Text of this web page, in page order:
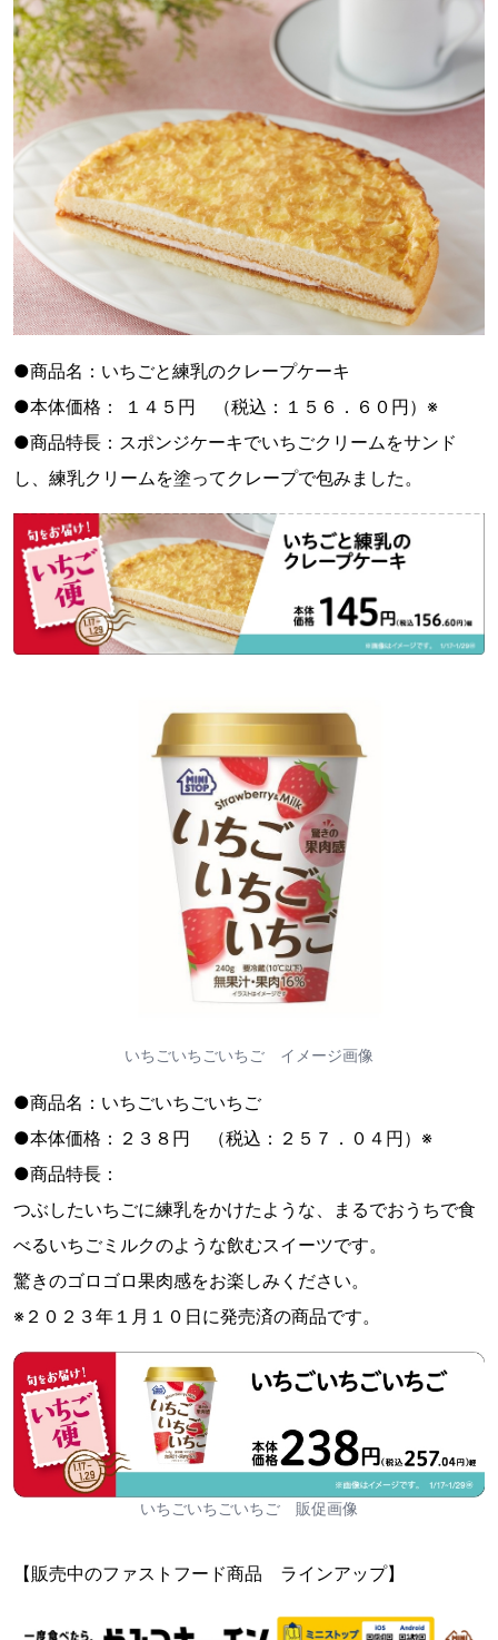
●商品名：いちごと練乳のクレープケーキ
●本体価格： １４５円 （税込：１５６．６０円）※
●商品特長：スポンジケーキでいちごクリームをサンド
し、練乳クリームを塗ってクレープで包みました。
いちごいちごいちご イメージ画像
●商品名：いちごいちごいちご
●本体価格：２３８円 （税込：２５７．０４円）※
●商品特長：
つぶしたいちごに練乳をかけたような、まるでおうちで食
べるいちごミルクのような飲むスイーツです。
驚きのゴロゴロ果肉感をお楽しみください。
※２０２３年１月１０日に発売済の商品です。
いちごいちごいちご 販促画像
【販売中のファストフード商品 ラインアップ】